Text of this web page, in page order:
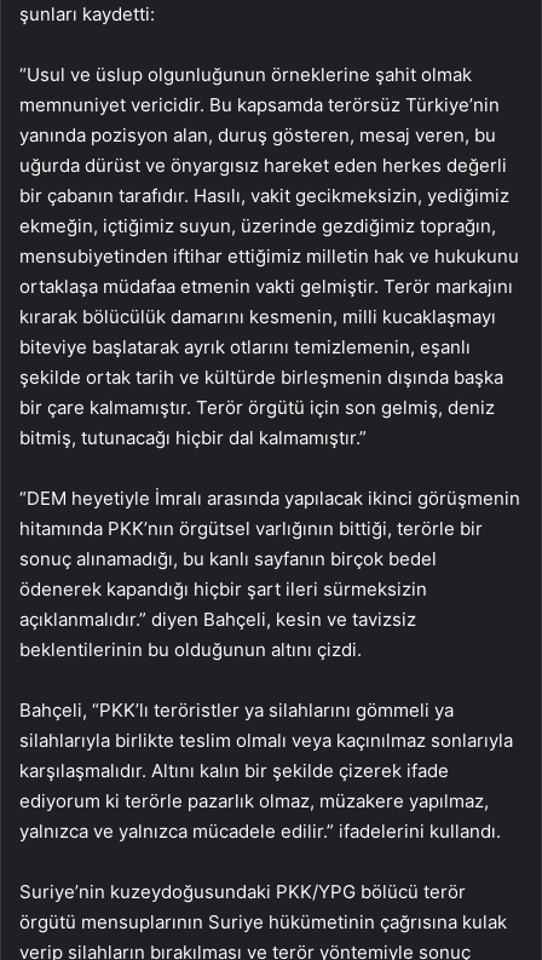
şunları kaydetti:
“Usul ve üslup olgunluğunun örneklerine şahit olmak
memnuniyet vericidir. Bu kapsamda terörsüz Türkiye’nin
yanında pozisyon alan, duruş gösteren, mesaj veren, bu
uğurda dürüst ve önyargısız hareket eden herkes değerli
bir çabanın tarafıdır. Hasılı, vakit gecikmeksizin, yediğimiz
ekmeğin, içtiğimiz suyun, üzerinde gezdiğimiz toprağın,
mensubiyetinden iftihar ettiğimiz milletin hak ve hukukunu
ortaklaşa müdafaa etmenin vakti gelmiştir. Terör markajını
kırarak bölücülük damarını kesmenin, milli kucaklaşmayı
biteviye başlatarak ayrık otlarını temizlemenin, eşanlı
şekilde ortak tarih ve kültürde birleşmenin dışında başka
bir çare kalmamıştır. Terör örgütü için son gelmiş, deniz
bitmiş, tutunacağı hiçbir dal kalmamıştır.”
“DEM heyetiyle İmralı arasında yapılacak ikinci görüşmenin
hitamında PKK’nın örgütsel varlığının bittiği, terörle bir
sonuç alınamadığı, bu kanlı sayfanın birçok bedel
ödenerek kapandığı hiçbir şart ileri sürmeksizin
açıklanmalıdır.” diyen Bahçeli, kesin ve tavizsiz
beklentilerinin bu olduğunun altını çizdi.
Bahçeli, “PKK’lı teröristler ya silahlarını gömmeli ya
silahlarıyla birlikte teslim olmalı veya kaçınılmaz sonlarıyla
karşılaşmalıdır. Altını kalın bir şekilde çizerek ifade
ediyorum ki terörle pazarlık olmaz, müzakere yapılmaz,
yalnızca ve yalnızca mücadele edilir.” ifadelerini kullandı.
Suriye’nin kuzeydoğusundaki PKK/YPG bölücü terör
örgütü mensuplarının Suriye hükümetinin çağrısına kulak
verip silahların bırakılması ve terör yöntemiyle sonuç